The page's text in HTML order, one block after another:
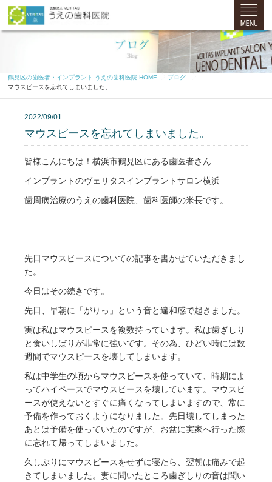
鶴見区の歯医者・インプラント うえの歯科医院 HOME
ブログ
マウスピースを忘れてしまいました。
2022/09/01
マウスピースを忘れてしまいました。
皆様こんにちは！横浜市鶴見区にある歯医者さん
インプラントのヴェリタスインプラントサロン横浜
歯周病治療のうえの歯科医院、歯科医師の米長です。
先日マウスピースについての記事を書かせていただきまし
た。
今日はその続きです。
先日、早朝に「がりっ」という音と違和感で起きました。
実は私はマウスピースを複数持っています。私は歯ぎしり
と食いしばりが非常に強いです。その為、ひどい時には数
週間でマウスピースを壊してしまいます。
私は中学生の頃からマウスピースを使っていて、時期によ
ってハイペースでマウスピースを壊しています。マウスピ
ースが使えないとすぐに痛くなってしまいますので、常に
予備を作っておくようになりました。先日壊してしまった
あとは予備を使っていたのですが、お盆に実家へ行った際
に忘れて帰ってしまいました。
久しぶりにマウスピースをせずに寝たら、翌朝は痛みで起
きてしまいました。妻に聞いたところ歯ぎしりの音は聞い